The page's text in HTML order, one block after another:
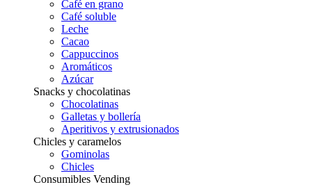
Café en grano
Café soluble
Leche
Cacao
Cappuccinos
Aromáticos
Azúcar
Snacks y chocolatinas
Chocolatinas
Galletas y bollería
Aperitivos y extrusionados
Chicles y caramelos
Gominolas
Chicles
Consumibles Vending